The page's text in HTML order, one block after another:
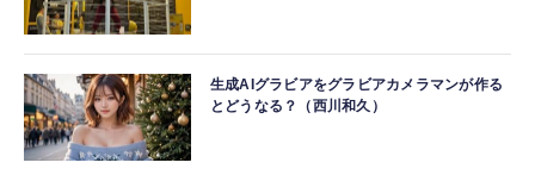
生成AIグラビアをグラビアカメラマンが作る
とどうなる？（西川和久）